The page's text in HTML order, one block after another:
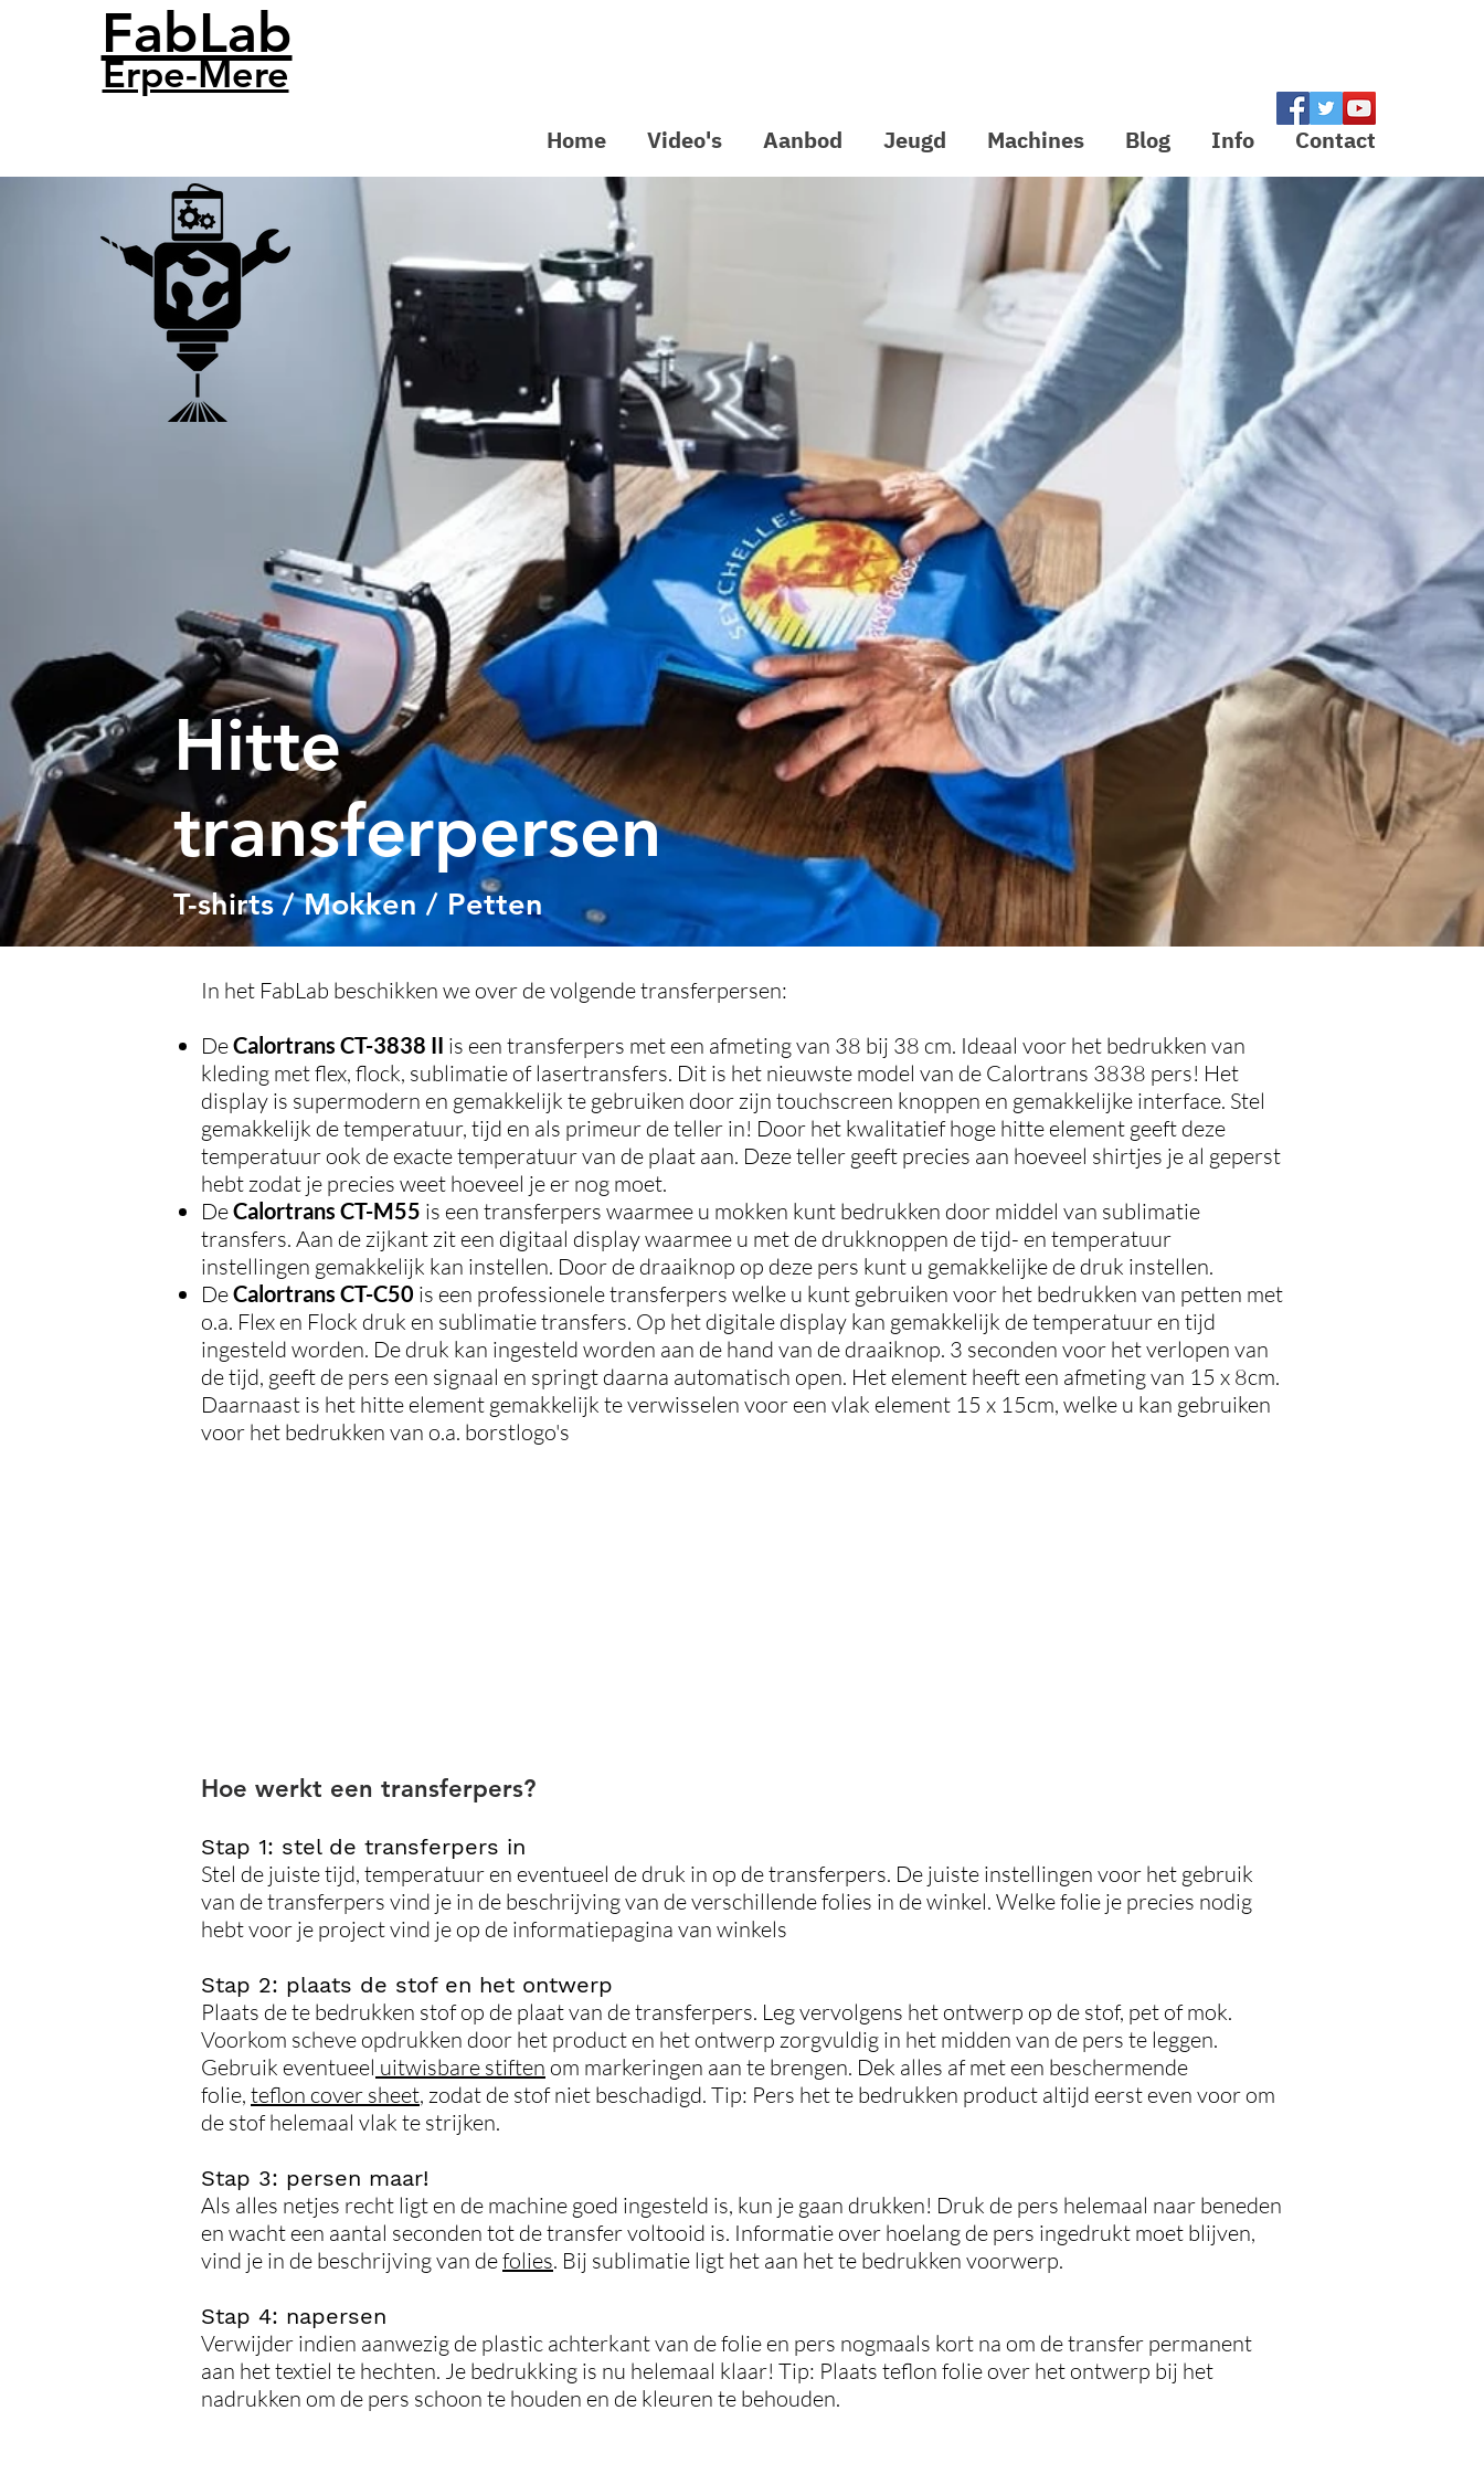
FabLab
Erpe-Mere
Home Video's Aanbod Jeugd Machines Blog Info Contact
Hitte
transferpersen
T-shirts / Mokken / Petten
In het FabLab beschikken we over de volgende transferpersen:
DeCalortrans CT-3838 II is een transferpers met een afmeting van 38 bij 38 cm. Ideaal voor het bedrukken van
kleding met flex, flock, sublimatie of lasertransfers. Dit is het nieuwste model van de Calortrans 3838 pers! Het
display is supermodern en gemakkelijk te gebruiken door zijn touchscreen knoppen en gemakkelijke interface. Stel
gemakkelijk de temperatuur, tijd en als primeur de teller in! Door het kwalitatief hoge hitte element geeft deze
temperatuur ook de exacte temperatuur van de plaat aan. Deze teller geeft precies aan hoeveel shirtjes je al geperst
hebt zodat je precies weet hoeveel je er nog moet.
DeCalortrans CT-M55 is een transferpers waarmee u mokken kunt bedrukken door middel van sublimatie
transfers. Aan de zijkant zit een digitaal display waarmee u met de drukknoppen de tijd- en temperatuur
instellingen gemakkelijk kan instellen. Door de draaiknop op deze pers kunt u gemakkelijke de druk instellen.
DeCalortrans CT-C50 is een professionele transferpers welke u kunt gebruiken voor het bedrukken van petten met
o.a. Flex en Flock druk en sublimatie transfers. Op het digitale display kan gemakkelijk de temperatuur en tijd
ingesteld worden. De druk kan ingesteld worden aan de hand van de draaiknop. 3 seconden voor het verlopen van
de tijd, geeft de pers een signaal en springt daarna automatisch open. Het element heeft een afmeting van 15 x 8cm.
Daarnaast is het hitte element gemakkelijk te verwisselen voor een vlak element 15 x 15cm, welke u kan gebruiken
voor het bedrukken van o.a. borstlogo's
Hoe werkt een transferpers?
Stap 1: stel de transferpers in
Stel de juiste tijd, temperatuur en eventueel de druk in op de transferpers. De juiste instellingen voor het gebruik
van de transferpers vind je in de beschrijving van de verschillende folies in de winkel. Welke folie je precies nodig
hebt voor je project vind je op de informatiepagina van winkels
Stap 2: plaats de stof en het ontwerp
Plaats de te bedrukken stof op de plaat van de transferpers. Leg vervolgens het ontwerp op de stof, pet of mok.
Voorkom scheve opdrukken door het product en het ontwerp zorgvuldig in het midden van de pers te leggen.
Gebruik eventueel uitwisbare stiften om markeringen aan te brengen. Dek alles af met een beschermende
folie, teflon cover sheet, zodat de stof niet beschadigd. Tip: Pers het te bedrukken product altijd eerst even voor om
de stof helemaal vlak te strijken.
Stap 3: persen maar!
Als alles netjes recht ligt en de machine goed ingesteld is, kun je gaan drukken! Druk de pers helemaal naar beneden
en wacht een aantal seconden tot de transfer voltooid is. Informatie over hoelang de pers ingedrukt moet blijven,
vind je in de beschrijving van defolies. Bij sublimatie ligt het aan het te bedrukken voorwerp.
Stap 4: napersen
Verwijder indien aanwezig de plastic achterkant van de folie en pers nogmaals kort na om de transfer permanent
aan het textiel te hechten. Je bedrukking is nu helemaal klaar! Tip: Plaats teflon folie over het ontwerp bij het
nadrukken om de pers schoon te houden en de kleuren te behouden.